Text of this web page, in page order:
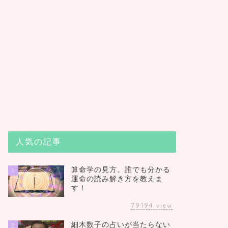
人気の記事
1
算命学の見方。誰でも分かる
運命の読み解き方を教えま
す！
79194 view
2 細木数子の占いが当たらない